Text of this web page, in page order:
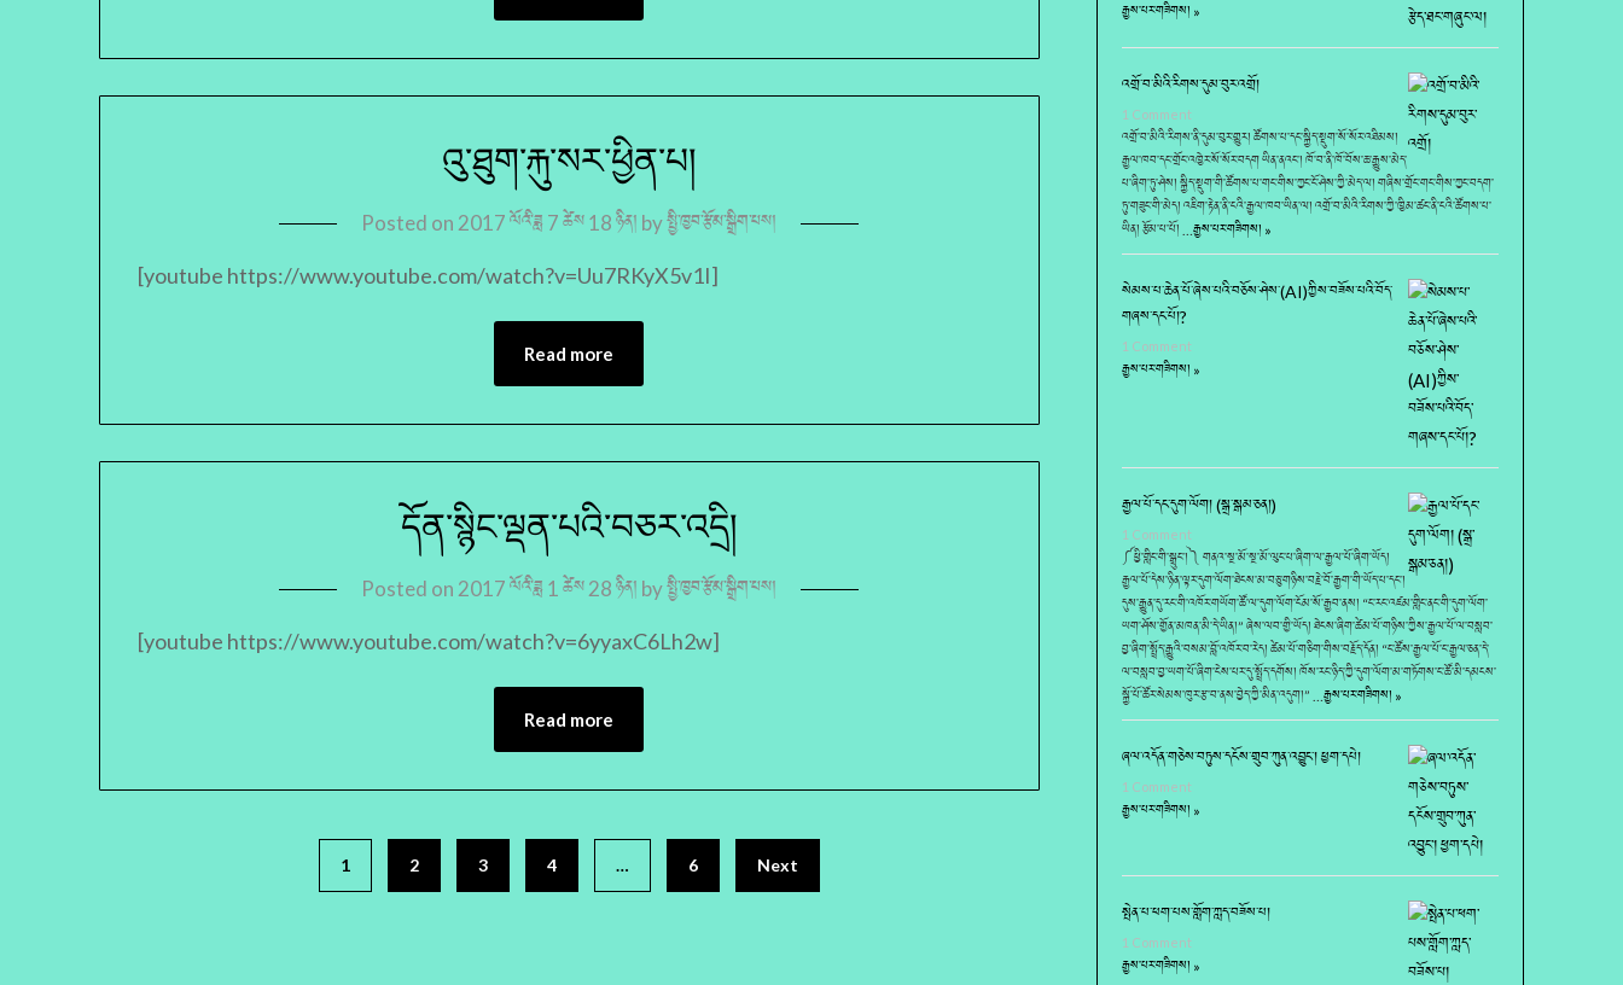
འུ་ཐུག་རྐུ་སར་ཕྱིན་པ།
Posted on 2017 ལོའི་ཟླ 7 ཚེས 18 ཉིན། byསྤྱི་ཁྱབ་རྩོམ་སྒྲིག་པས།
[youtube https://www.youtube.com/watch?v=Uu7RKyX5v1I]
Read more
དོན་སྙིང་ལྡན་པའི་བཅར་འདྲི།
Posted on2017 ལོའི་ཟླ 1 ཚེས 28 ཉིན། byསྤྱི་ཁྱབ་རྩོམ་སྒྲིག་པས།
[youtube https://www.youtube.com/watch?v=6yyaxC6Lh2w]
Read more
1 2 3 4 … 6 Next
རྒྱས་པར་གཟིགས། »
འགྲོ་བ་མིའི་རིགས་དུམ་བུར་འགྲོ།
1 Comment
འགྲོ་བ་མིའི་རིགས་ནི་དུམ་བུར་གྱུར། ཚོགས་པ་དང་སྐྱིད་སྡུག་སོ་སོར་འཐིམས།
རྒྱལ་ཁབ་དང་གྲོང་འཁྱེར་སོ་སོར་བདག ཡིན་ནའང་། ཁོ་བ་ནི་ཁོ་བོས་ཆ་རྒྱུས་མེད་
པ་ཞིག་ཏུ་ཤེས། སྐྱིད་སྡུག་གི་ཚོགས་པ་གང་གིས་ཀྱང་ངོ་ཤེས་ཀྱི་མེད་ལ། གཞིས་གྲོང་གང་གིས་ཀྱང་བདག་
ཏུ་གཟུང་གི་མེད། འཇིག་རྟེན་ནི་ངའི་རྒྱལ་ཁབ་ཡིན་ལ། འགྲོ་བ་མིའི་རིགས་ཀྱི་ཁྱིམ་ཚང་ནི་ངའི་ཚོགས་པ་
ཡིན། རྩོམ་པ་པོ། …རྒྱས་པར་གཟིགས། »
སེམས་པ་ཆེན་པོ་ཞེས་པའི་བཅོས་ཤེས་(AI)ཀྱིས་བཟོས་པའི་བོད་
གཞས་དང་པོ།?
1 Comment
རྒྱས་པར་གཟིགས། »
རྒྱལ་པོ་དང་དུག་ལོག། (སྒྲ་སྒམ་ཅན།)
1 Comment
༼ཕྱི་གླིང་གི་སྒྲུང་།༽ གནའ་སྔ་མོ་སྔ་མོ་ལུང་པ་ཞིག་ལ་རྒྱལ་པོ་ཞིག་ཡོད།
རྒྱལ་པོ་དེས་ཉིན་ལྟར་དུག་ལོག་ཐེངས་མ་བཅུ་གཉིས་བརྗེ་བོ་རྒྱག་གི་ཡོད་པ་དང་།
དུས་རྒྱུན་དུ་རང་གི་འཁོར་གཡོག་ཚོ་ལ་དུག་ལོག་ངོམ་སོ་རྒྱབ་ནས། “ང་རང་འཛམ་གླིང་ནང་གི་དུག་ལོག་
ཡག་ཤོས་གྱོན་མཁན་མི་དེ་ཡིན།” ཞེས་ལབ་གྱི་ཡོད། ཐེངས་ཞིག་ཚེམ་པོ་གཉིས་ཀྱིས་རྒྱལ་པོ་ལ་བསླབ་
བྱ་ཞིག་སྤྲོད་རྒྱུའི་བསམ་བློ་འཁོར་བ་རེད། ཚེམ་པོ་གཅིག་གིས་བརྗོད་དོན། “ང་ཚོས་རྒྱལ་པོ་ང་རྒྱལ་ཅན་དེ་
ལ་བསླབ་བྱ་ཡག་པོ་ཞིག་ངེས་པར་དུ་སྤྲོད་དགོས། ཁོས་རང་ཉིད་ཀྱི་དུག་ལོག་མ་གཏོགས་ང་ཚོ་མི་དམངས་
སྐྱོ་པོ་ཚོར་སེམས་ཁུར་རྩ་བ་ནས་བྱེད་ཀྱི་མིན་འདུག།” …རྒྱས་པར་གཟིགས། »
ཞལ་འདོན་གཅེས་བཏུས་དངོས་གྲུབ་ཀུན་འབྱུང་། ཕྱག་དཔེ།
1 Comment
རྒྱས་པར་གཟིགས། »
སྤེན་པ་ཕག་པས་གློག་ཀླད་བཟོས་པ།
1 Comment
རྒྱས་པར་གཟིགས། »